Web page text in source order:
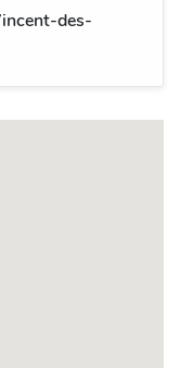
des-